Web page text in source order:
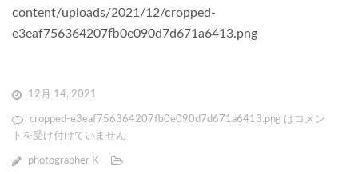
content/uploads/2021/12/cropped-
e3eaf756364207fb0e090d7d671a6413.png
12月 14, 2021
cropped-e3eaf756364207fb0e090d7d671a6413.png は コメン
トを受け付けていません
photographer K